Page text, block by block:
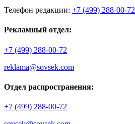
Телефон редакции: +7 (499) 288-00-72
Рекламный отдел:
+7 (499) 288-00-72
reklama@sovsek.com
Отдел распространения:
+7 (499) 288-00-72